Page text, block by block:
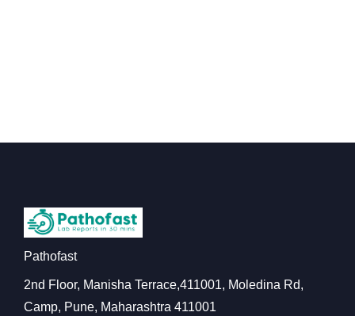
Pathofast
2nd Floor, Manisha Terrace,411001, Moledina Rd,
Camp, Pune, Maharashtra 411001